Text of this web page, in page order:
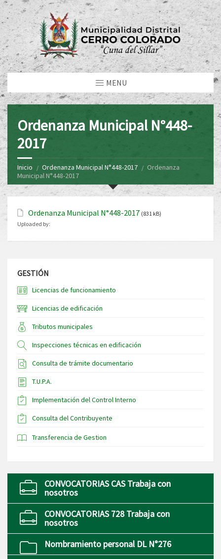
MENU
Ordenanza Municipal N°448-
2017
Inicio Ordenanza Municipal N°448-2017
Ordenanza
Municipal N°448-2017
Ordenanza Municipal N°448-2017 (831 kB)
Uploaded by:
GESTIÓN
Licencias de funcionamiento
Licencias de edificación
Tributos municipales
Inspecciones técnicas en edificación
Consulta de trámite documentario
T.U.P.A.
Implementación del Control Interno
Consulta del Contribuyente
Transferencia de Gestion
CONVOCATORIAS CAS Trabaja con
nosotros
CONVOCATORIAS 728 Trabaja con
nosotros
Nombramiento personal DL N°276